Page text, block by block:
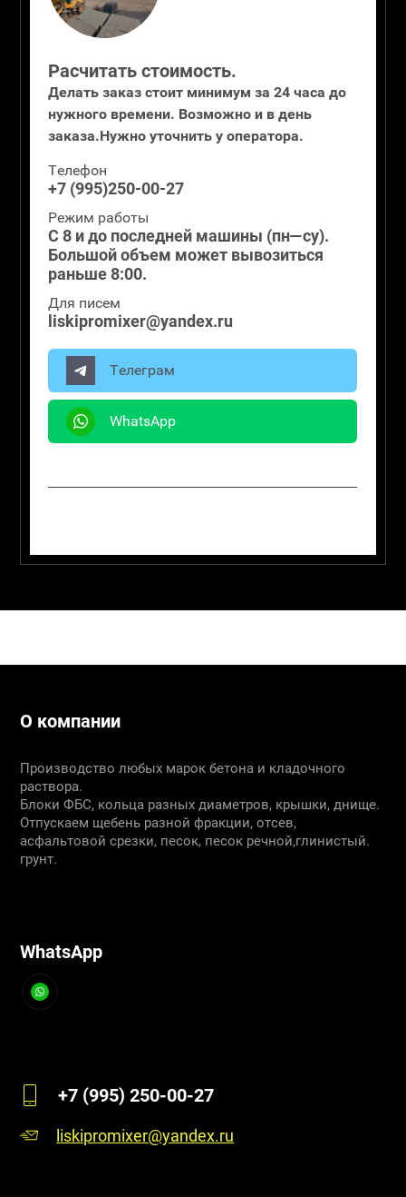
Расчитать стоимость.
Делать заказ стоит минимум за 24 часа до
нужного времени. Возможно и в день
заказа.Нужно уточнить у оператора.
Телефон
+7 (995)250-00-27
Режим работы
С 8 и до последней машины (пн—су).
Большой объем может вывозиться
раньше 8:00.
Для писем
liskipromixer@yandex.ru
Телеграм
WhatsApp
WhatsApp
О компании
Производство любых марок бетона и кладочного
раствора.
Блоки ФБС, кольца разных диаметров, крышки, днище.
Отпускаем щебень разной фракции, отсев,
асфальтовой срезки, песок, песок речной,глинистый.
грунт.
liskipromixer@yandex.ru
+7 (995) 250-00-27